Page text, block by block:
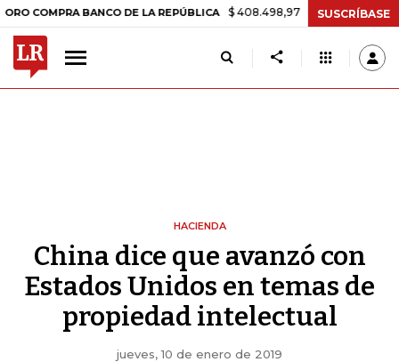
BANCO DE LA REPÚBLICA $ 408.498,97 +$ 8.753,81 +2,19%
SUSCRÍBASE
HACIENDA
China dice que avanzó con
Estados Unidos en temas de
propiedad intelectual
jueves, 10 de enero de 2019